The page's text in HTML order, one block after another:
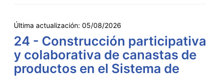
Última actualización: 05/08/2026
24 - Construcción participativa
y colaborativa de canastas de
productos en el Sistema de